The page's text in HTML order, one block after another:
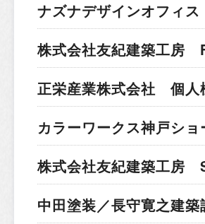
ナズナデザインオフィ
株式会社友紀建築工房
正栄産業株式会社 個人
カラーワークス神戸
株式会社友紀建築工房
中田塗装／長守寛之建築